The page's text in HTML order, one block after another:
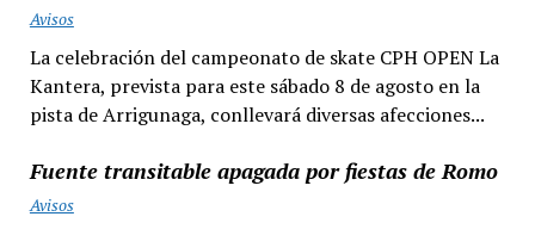
Avisos
La celebración del campeonato de skate CPH OPEN La
Kantera, prevista para este sábado 8 de agosto en la
pista de Arrigunaga, conllevará diversas afecciones...
Fuente transitable apagada por fiestas de Romo
Avisos